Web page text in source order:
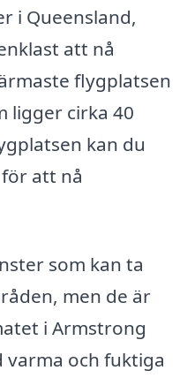
i Queensland,
att nå
flygplatsen
ligger cirka 40
kan du
att nå
som kan ta
men de är
i Armstrong
varma och fuktiga